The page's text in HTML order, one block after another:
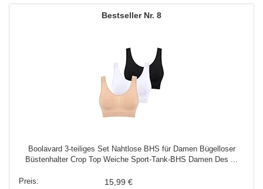
8
Boolavard 3-teiliges Set Nahtlose BHS für Damen Bügelloser
Büstenhalter Crop Top Weiche Sport-Tank-BHS Damen Des ...
15,99 €